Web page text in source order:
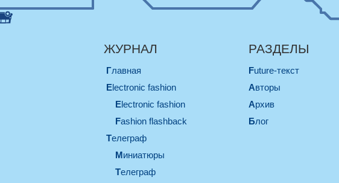
ЖУРНАЛ
Главная
electronic fashion
electronic fashion
Fashion flashback
телеграф
миниатюры
телеграф
РАЗДЕЛЫ
Future-текст
Авторы
Архив
Блог